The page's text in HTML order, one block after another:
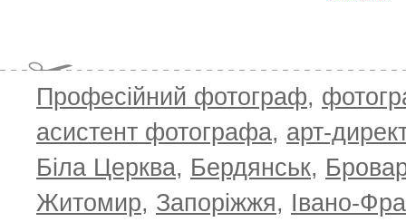
Професійний фотограф,
асистент фотографа, арт-
Біла Церква, Бердянськ,
Житомир, Запоріжжя, Івано-